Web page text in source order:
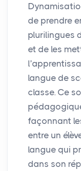
de prendre
plurilingues
et de les
langue de
classe. Ce
façonnant
entre un
langue qui
dans son